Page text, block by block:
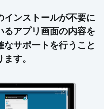
ンストールが不要に
るアプリ画面の内容を
サポートを行うこと
す。